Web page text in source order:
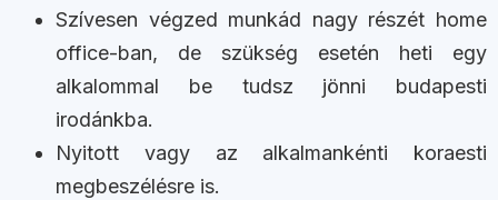
Szívesen végzed munkád nagy részét home
office-ban, de szükség esetén heti egy
alkalommal be tudsz jönni budapesti
irodánkba.
Nyitott vagy az alkalmankénti koraesti
megbeszélésre is.